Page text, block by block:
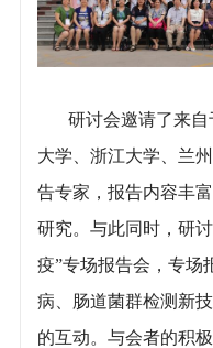
研讨会邀请了来自
大学、浙江大学、兰
告专家，报告内容丰
研究。与此同时，研
疫”专场报告会，专场
病、肠道菌群检测新
的互动。与会者的积